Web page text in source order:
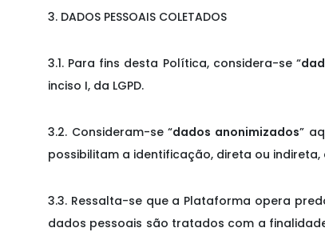
3. DADOS PESSOAIS COLETADOS
3.1. Para fins desta Política, considera-se “
inciso I, da LGPD.
3.2. Consideram-se “dados anonimizados”
possibilitam a identificação, direta ou indireta,
3.3. Ressalta-se que a Plataforma opera
dados pessoais são tratados com a